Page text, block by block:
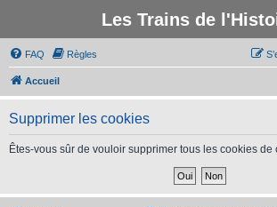
Les Trains de
FAQ Règles
Accueil
Supprimer les cookies
Êtes-vous sûr de vouloir supprimer tous les cookies de